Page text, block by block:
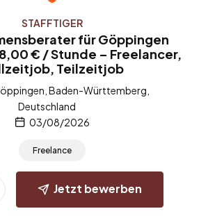
STAFFTIGER
für Göppingen
€ / Stunde – Freelancer,
Teilzeitjob
Baden-Württemberg,
Deutschland
03/08/2026
Freelance
Jetzt bewerben